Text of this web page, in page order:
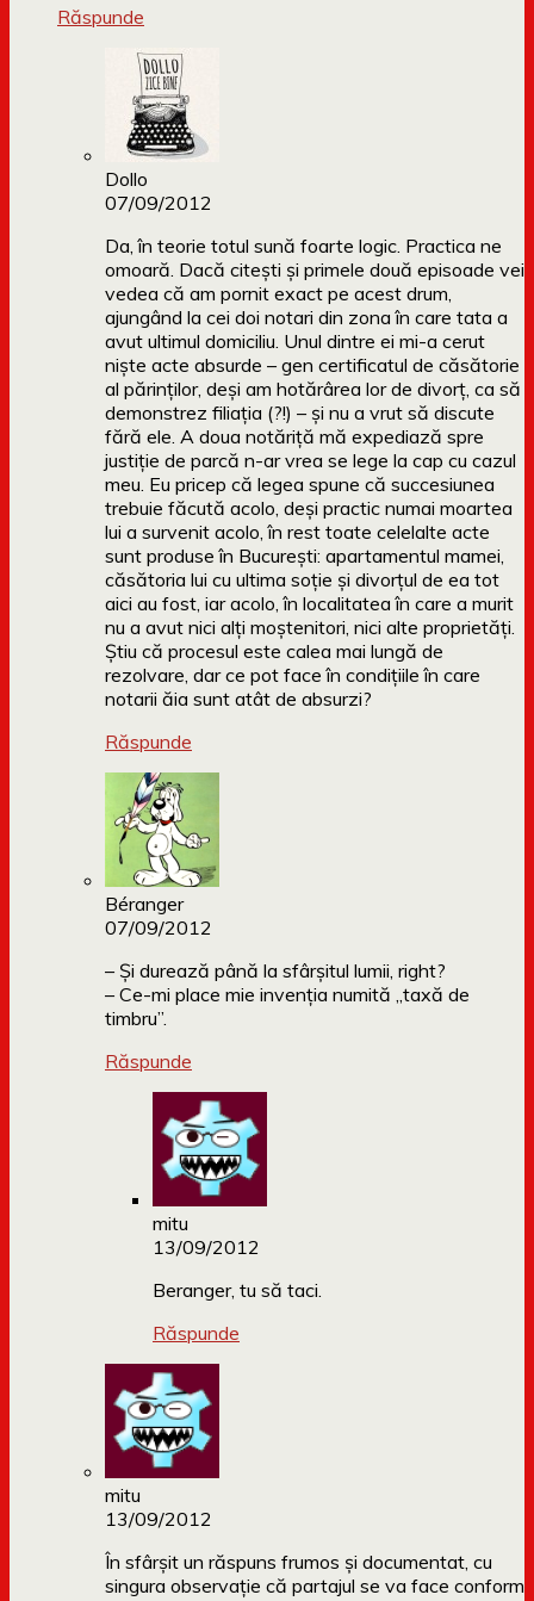
Răspunde
Dollo
07/09/2012
Da, în teorie totul sună foarte logic. Practica ne
omoară. Dacă citești și primele două episoade vei
vedea că am pornit exact pe acest drum,
ajungând la cei doi notari din zona în care tata a
avut ultimul domiciliu. Unul dintre ei mi-a cerut
niște acte absurde – gen certificatul de căsătorie
al părinților, deși am hotărârea lor de divorț, ca să
demonstrez filiația (?!) – și nu a vrut să discute
fără ele. A doua notăriță mă expediază spre
justiție de parcă n-ar vrea se lege la cap cu cazul
meu. Eu pricep că legea spune că succesiunea
trebuie făcută acolo, deși practic numai moartea
lui a survenit acolo, în rest toate celelalte acte
sunt produse în București: apartamentul mamei,
căsătoria lui cu ultima soție și divorțul de ea tot
aici au fost, iar acolo, în localitatea în care a murit
nu a avut nici alți moștenitori, nici alte proprietăți.
Știu că procesul este calea mai lungă de
rezolvare, dar ce pot face în condițiile în care
notarii ăia sunt atât de absurzi?
Răspunde
Béranger
07/09/2012
– Și durează până la sfârșitul lumii, right?
– Ce-mi place mie invenția numită „taxă de
timbru”.
Răspunde
mitu
13/09/2012
Beranger, tu să taci.
Răspunde
mitu
13/09/2012
În sfârşit un răspuns frumos şi documentat, cu
singura observaţie că partajul se va face conform